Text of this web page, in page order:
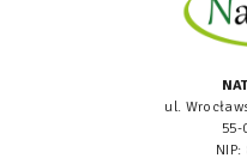
ul.
55-
NIP: